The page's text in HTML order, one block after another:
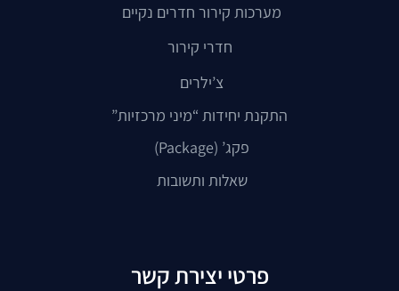
מערכות קירור חדרים נקיים
חדרי קירור
צ’ילרים
התקנת יחידות “מיני מרכזיות”
פקג’ (Package)
שאלות ותשובות
פרטי יצירת קשר